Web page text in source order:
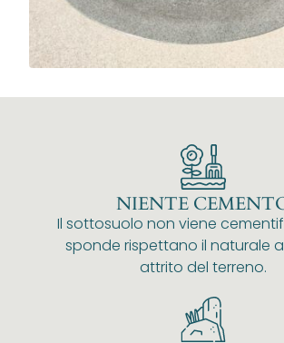
NIENTE
Il sottosuolo non viene
sponde rispettano il naturale
attrito del terreno.